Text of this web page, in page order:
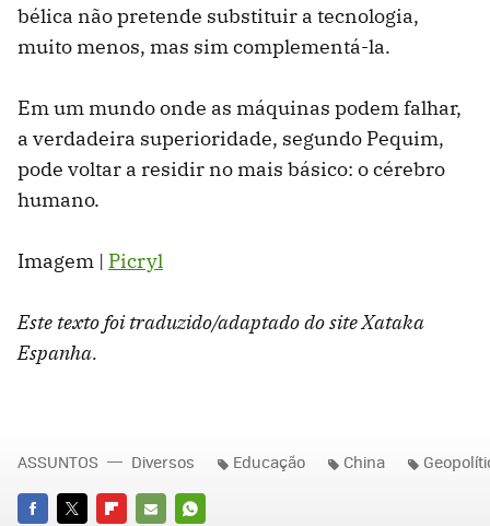
bélica não pretende substituir a tecnologia,
muito menos, mas sim complementá-la.
Em um mundo onde as máquinas podem falhar,
a verdadeira superioridade, segundo Pequim,
pode voltar a residir no mais básico: o cérebro
humano.
Imagem | Picryl
Este texto foi traduzido/adaptado do site Xataka
Espanha.
ASSUNTOS Diversos Educação China